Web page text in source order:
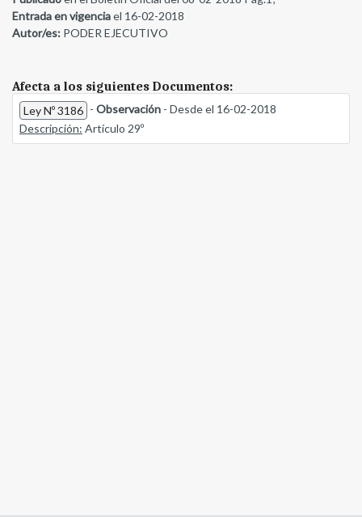
Entrada en vigenciael 16-02-2018
Autor/es: PODER EJECUTIVO
Afecta a los siguientes Documentos:
Ley Nº 3186 - Observación - Desde el 16-02-2018
Descripción: Artículo 29º